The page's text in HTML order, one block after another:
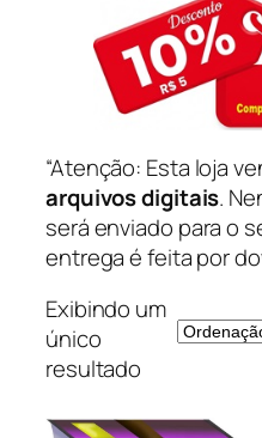
“Atenção: Esta loja
arquivos digitais.
será enviado para o
entrega é feita por
Exibindo um
único
resultado